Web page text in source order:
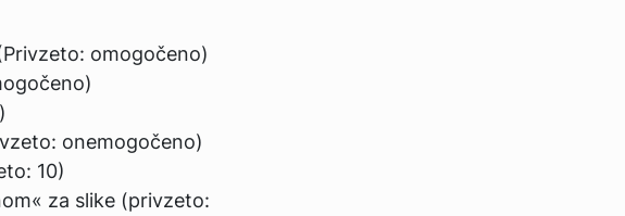
omogočeno)
onemogočeno)
10)
za slike (privzeto: